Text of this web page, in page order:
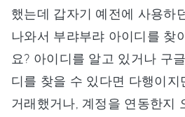
했는데 갑자기 예전에 사용하
나와서 부랴부랴 아이디를 찾
요? 아이디를 알고 있거나 구
디를 찾을 수 있다면 다행이지
거래했거나, 계정을 연동한지